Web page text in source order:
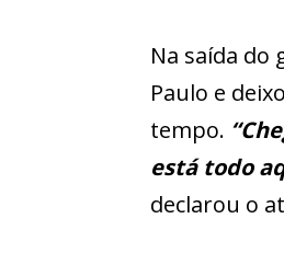
Na saída
Paulo e
tempo.
está todo
declarou o